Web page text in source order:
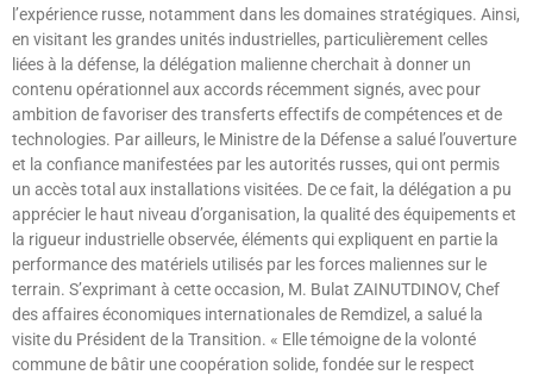
l’expérience russe, notamment dans les domaines stratégiques. Ainsi,
en visitant les grandes unités industrielles, particulièrement celles
liées à la défense, la délégation malienne cherchait à donner un
contenu opérationnel aux accords récemment signés, avec pour
ambition de favoriser des transferts effectifs de compétences et de
technologies. Par ailleurs, le Ministre de la Défense a salué l’ouverture
et la confiance manifestées par les autorités russes, qui ont permis
un accès total aux installations visitées. De ce fait, la délégation a pu
apprécier le haut niveau d’organisation, la qualité des équipements et
la rigueur industrielle observée, éléments qui expliquent en partie la
performance des matériels utilisés par les forces maliennes sur le
terrain. S’exprimant à cette occasion, M. Bulat ZAINUTDINOV, Chef
des affaires économiques internationales de Remdizel, a salué la
visite du Président de la Transition. « Elle témoigne de la volonté
commune de bâtir une coopération solide, fondée sur le respect